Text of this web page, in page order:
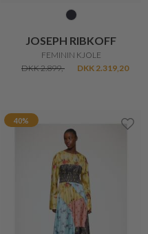
JOSEPH RIBKOFF
FEMININ KJOLE
DKK 2.899,-
DKK 2.319,20
40%